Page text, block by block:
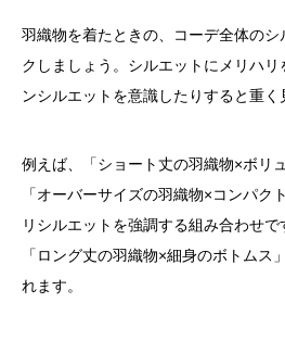
羽織物を着たときの、コーデ全体の
クしましょう。シルエットにメリハ
ンシルエットを意識したりすると重く
例えば、「ショート丈の羽織物×ボリ
「オーバーサイズの羽織物×コンパク
リシルエットを強調する組み合わせ
「ロング丈の羽織物×細身のボトムス
れます。